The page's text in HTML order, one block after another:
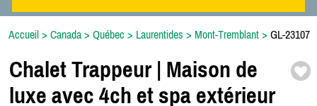
Accueil > Canada > Québec > Laurentides > Mont-Tremblant > GL-23107
Chalet Trappeur | Maison de
luxe avec 4ch et spa extérieur